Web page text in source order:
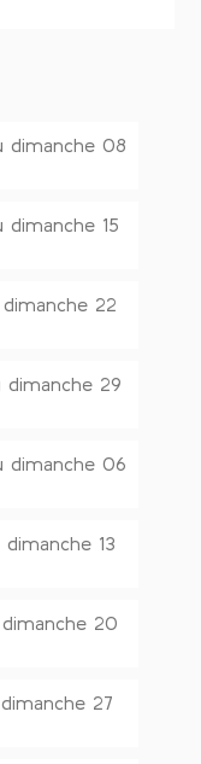
dimanche 08
15
22
dimanche 29
dimanche 06
13
20
27